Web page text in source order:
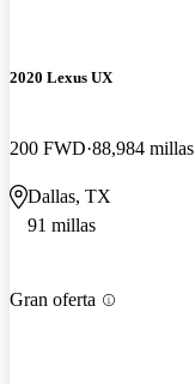
2020 Lexus UX
200 FWD 88,984 millas
Dallas, TX
91 millas
Gran oferta